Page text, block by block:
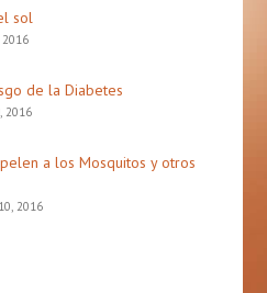
sol
de la Diabetes
2016
a los Mosquitos y otros
2016